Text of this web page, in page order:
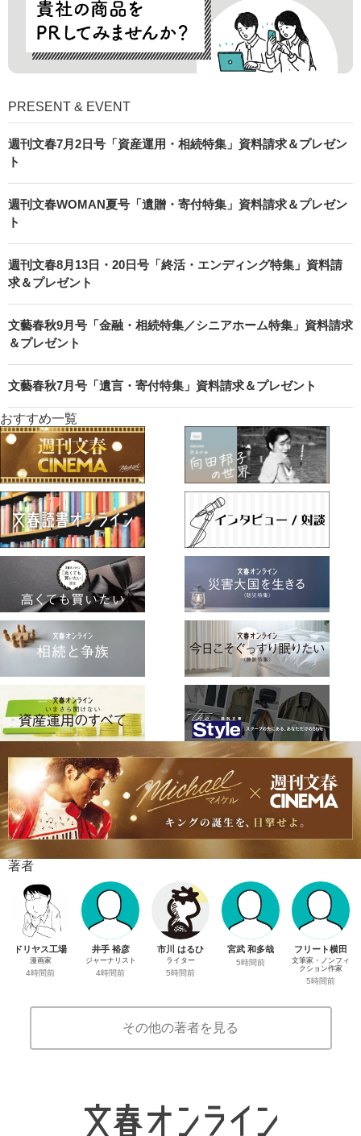
PRESENT & EVENT
週刊文春7月2日号「資産運用・相続特集」資料請求＆プレゼン
ト
週刊文春WOMAN夏号「遺贈・寄付特集」資料請求＆プレゼン
ト
週刊文春8月13日・20日号「終活・エンディング特集」資料請
求＆プレゼント
文藝春秋9月号「金融・相続特集／シニアホーム特集」資料請求
＆プレゼント
文藝春秋7月号「遺言・寄付特集」資料請求＆プレゼント
おすすめ一覧
著者
ドリヤス工場
漫画家
4時間前
井手 裕彦
ジャーナリスト
4時間前
市川 はるひ
ライター
5時間前
宮武 和多哉
5時間前
フリート横田
文筆家・ノンフィ
クション作家
5時間前
その他の著者を見る